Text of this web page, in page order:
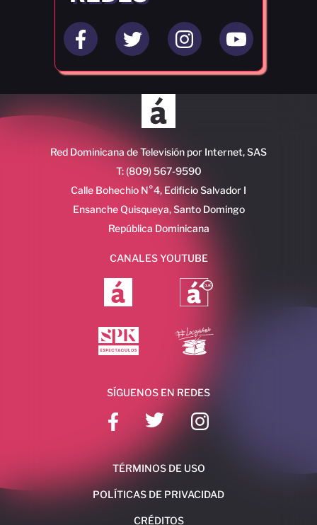
Red Dominicana de Televisión por Internet, SAS
T: (809) 567-9590
Calle Bohechio N°4, Edificio Salvador I
Ensanche Quisqueya, Santo Domingo
República Dominicana
CANALES YOUTUBE
SÍGUENOS EN REDES
TÉRMINOS DE USO
POLÍTICAS DE PRIVACIDAD
CRÉDITOS